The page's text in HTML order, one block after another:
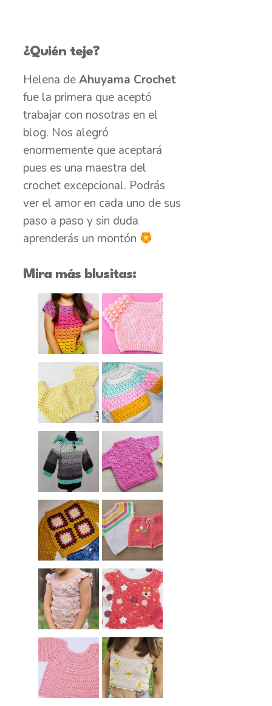
¿Quién teje?
Helena deAhuyama Crochet
fue la primera que aceptó
trabajar con nosotras en el
blog. Nos alegró
enormemente que aceptará
pues es una maestra del
crochet excepcional. Podrás
ver el amor en cada uno de sus
paso a paso y sin duda
aprenderás un montón
Mira más blusitas: